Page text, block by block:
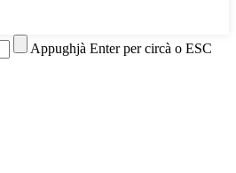
Appughjà Enter per circà o ESC